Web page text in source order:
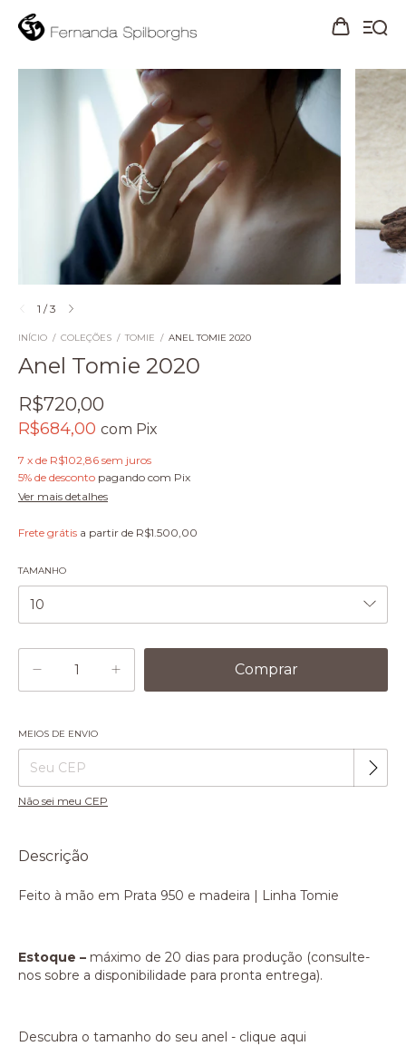
1 /3
INÍCIO / COLEÇÕES / TOMIE / ANEL TOMIE 2020
Anel Tomie 2020
R$720,00
R$684,00 com Pix
7 x de R$102,86 sem juros
5% de desconto pagando com Pix
Ver mais detalhes
Frete grátis a partir de R$1.500,00
TAMANHO
Entregas para o CEP:
MEIOS DE ENVIO
Não sei meu CEP
Descrição
Feito à mão em Prata 950 e madeira | Linha Tomie
Estoque – máximo de 20 dias para produção (consulte-
nos sobre a disponibilidade para pronta entrega).
Descubra o tamanho do seu anel - clique aqui